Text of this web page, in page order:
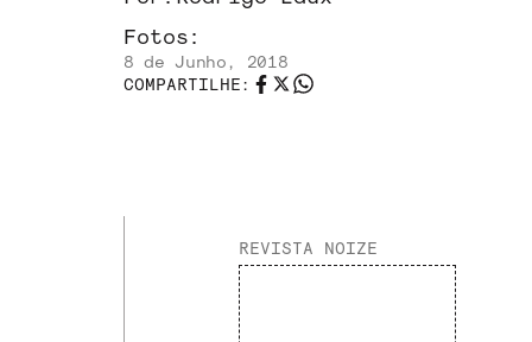
Fotos:
8 de Junho, 2018
COMPARTILHE:
REVISTA NOIZE